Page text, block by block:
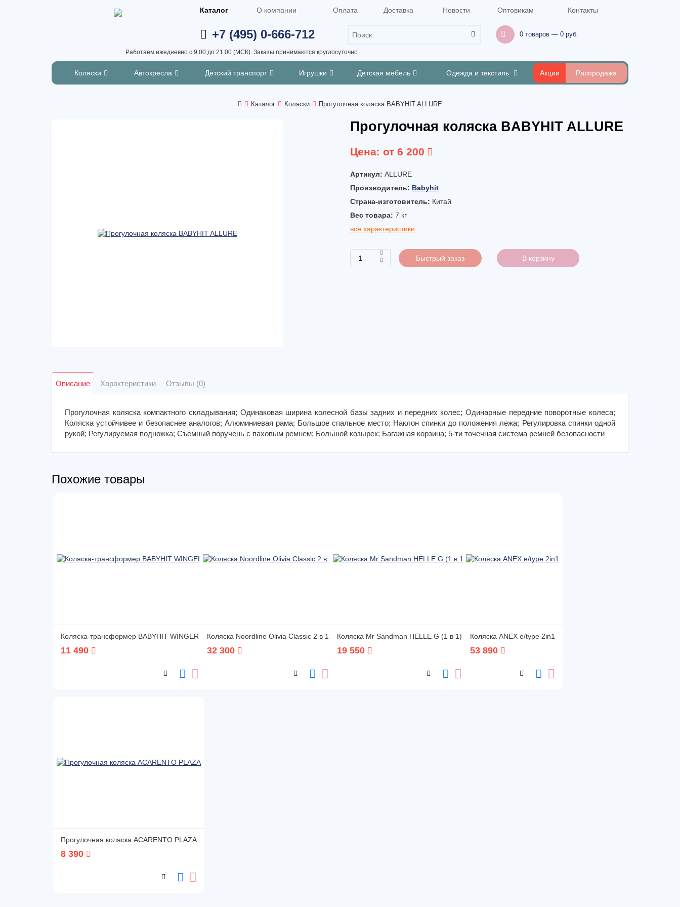
Каталог О компании Оплата Доставка Новости Оптовикам Контакты
+7 (495) 0-666-712 0 товаров — 0 руб.
Работаем ежедневно с 9:00 до 21:00 (МСК). Заказы принимаются круглосуточно
Коляски Автокресла Детский транспорт Игрушки Детская мебель Одежда и текстиль Акции Распродажа
Каталог Коляски Прогулочная коляска BABYHIT ALLURE
Прогулочная коляска BABYHIT ALLURE
Цена: от 6 200
Артикул: ALLURE
Производитель: Babyhit
Страна-изготовитель: Китай
Вес товара: 7 кг
все характеристики
Быстрый заказ В корзину
Описание Характеристики Отзывы (0)
Прогулочная коляска компактного складывания; Одинаковая ширина колесной базы задних и передних колес; Одинарные передние поворотные колеса;
Коляска устойчивее и безопаснее аналогов; Алюминиевая рама; Большое спальное место; Наклон спинки до положения лежа; Регулировка спинки одной
рукой; Регулируемая подножка; Съемный поручень с паховым ремнем; Большой козырек; Багажная корзина; 5-ти точечная система ремней безопасности
Похожие товары
Коляска-трансформер BABYHIT WINGER
11 490
Коляска Noordline Оlivia Classic 2 в 1
32 300
Коляска Mr Sandman HELLE G (1 в 1)
19 550
Коляска ANEX e/type 2in1
53 890
Прогулочная коляска ACARENTO PLAZA
8 390